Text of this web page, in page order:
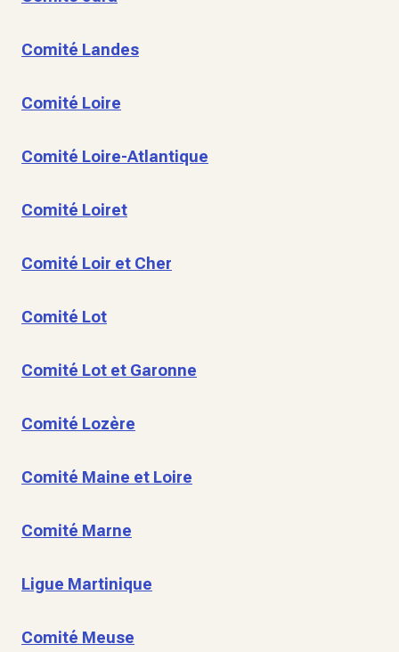
Comité Landes
Comité Loire
Comité Loire-Atlantique
Comité Loiret
Comité Loir et Cher
Comité Lot
Comité Lot et Garonne
Comité Lozère
Comité Maine et Loire
Comité Marne
Ligue Martinique
Comité Meuse